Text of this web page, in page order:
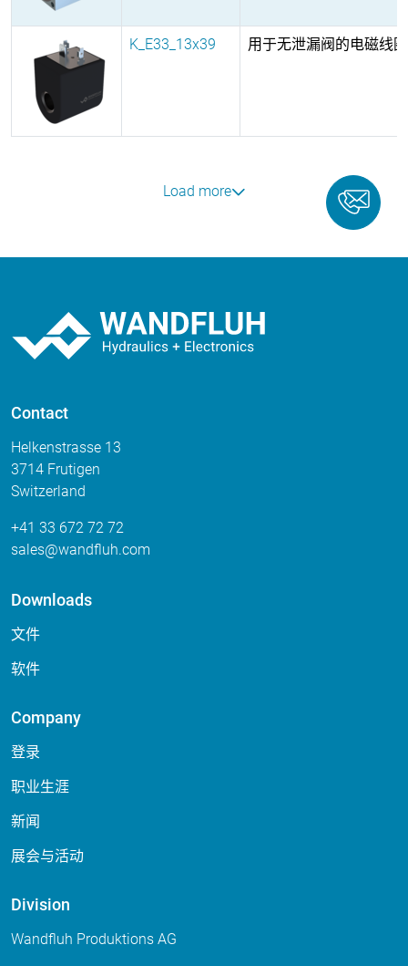
K_E33_13x39 用于无泄漏阀的电磁线圈
Load more
Contact
Helkenstrasse 13
3714 Frutigen
Switzerland
+41 33 672 72 72
sales
wandfluh com
Downloads
文件
软件
Company
登录
职业生涯
新闻
展会与活动
Division
Wandfluh Produktions AG